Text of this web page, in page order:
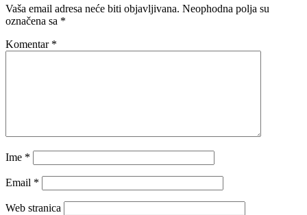
Vaša email adresa neće biti objavljivana. Neophodna polja su
označena sa *
Komentar *
Ime *
Email *
Web stranica